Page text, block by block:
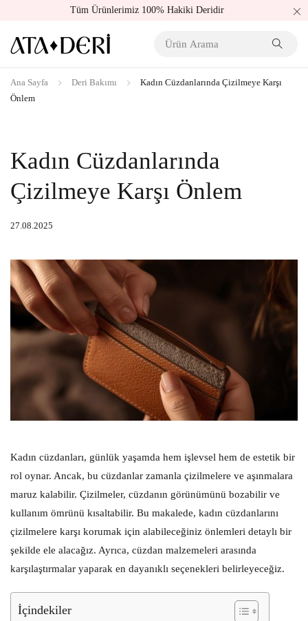
Tüm Ürünlerimiz 100% Hakiki Deridir
Ana Sayfa Deri Bakımı
Kadın Cüzdanlarında Çizilmeye Karşı
Önlem
Kadın Cüzdanlarında
Çizilmeye Karşı Önlem
27.08.2025
Kadın cüzdanları, günlük yaşamda hem işlevsel hem de estetik bir
rol oynar. Ancak, bu cüzdanlar zamanla çizilmelere ve aşınmalara
maruz kalabilir. Çizilmeler, cüzdanın görünümünü bozabilir ve
kullanım ömrünü kısaltabilir. Bu makalede, kadın cüzdanlarını
çizilmelere karşı korumak için alabileceğiniz önlemleri detaylı bir
şekilde ele alacağız. Ayrıca, cüzdan malzemeleri arasında
karşılaştırmalar yaparak en dayanıklı seçenekleri belirleyeceğiz.
İçindekiler